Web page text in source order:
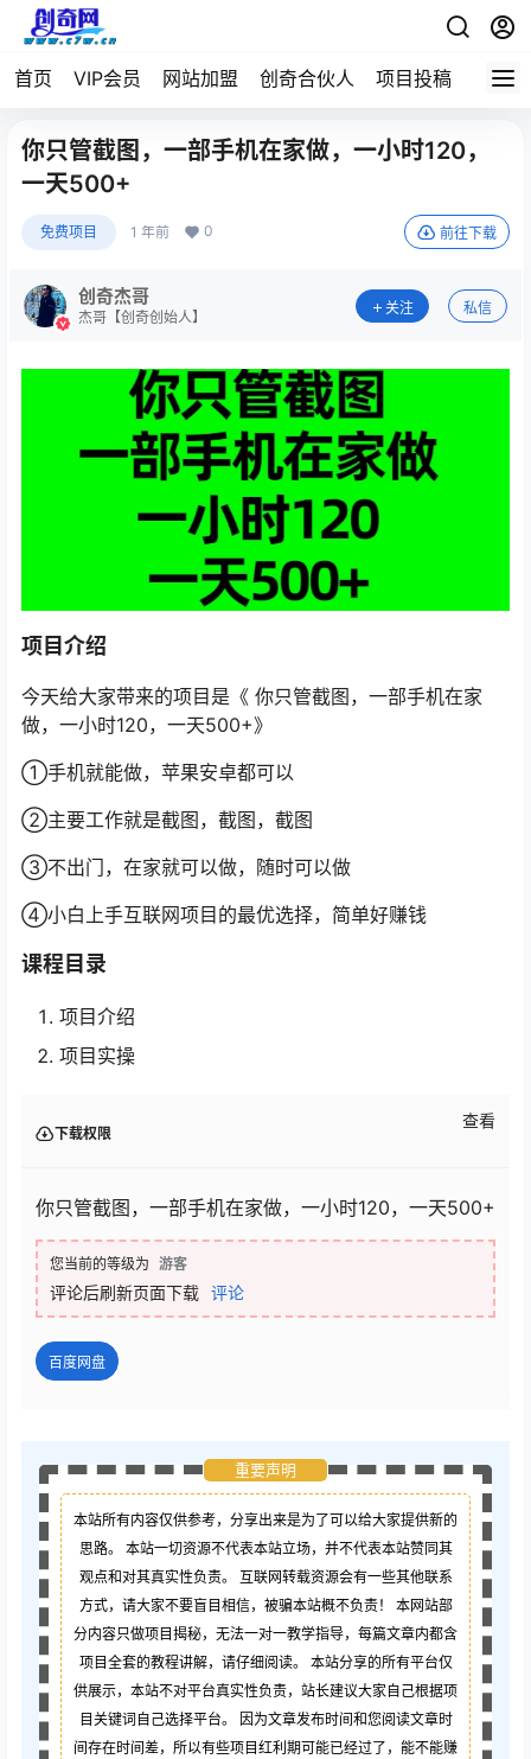
首页 VIP会员 网站加盟 创奇合伙人 项目投稿
你只管截图，一部手机在家做，一小时120，
一天500+
免费项目 1 年前 0 前往下载
创奇杰哥
杰哥【创奇创始人】
关注 私信
项目介绍
今天给大家带来的项目是《 你只管截图，一部手机在家
做，一小时120，一天500+》
①手机就能做，苹果安卓都可以
②主要工作就是截图，截图，截图
③不出门，在家就可以做，随时可以做
④小白上手互联网项目的最优选择，简单好赚钱
课程目录
项目介绍
项目实操
下载权限
查看
你只管截图，一部手机在家做，一小时120，一天500+
您当前的等级为 游客
评论后刷新页面下载 评论
百度网盘
重要声明
本站所有内容仅供参考，分享出来是为了可以给大家提供新的
思路。 本站一切资源不代表本站立场，并不代表本站赞同其
观点和对其真实性负责。 互联网转载资源会有一些其他联系
方式，请大家不要盲目相信，被骗本站概不负责！ 本网站部
分内容只做项目揭秘，无法一对一教学指导，每篇文章内都含
项目全套的教程讲解，请仔细阅读。 本站分享的所有平台仅
供展示，本站不对平台真实性负责，站长建议大家自己根据项
目关键词自己选择平台。 因为文章发布时间和您阅读文章时
间存在时间差，所以有些项目红利期可能已经过了，能不能赚